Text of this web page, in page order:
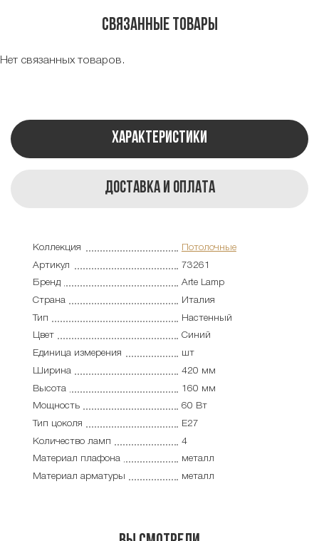
Связанные товары
Нет связанных товаров.
Характеристики
Доставка и оплата
Коллекция
Потолочные
Артикул
73261
Бренд
Arte Lamp
Страна
Италия
Тип
Настенный
Цвет
Синий
Единица измерения
шт
Ширина
420 мм
Высота
160 мм
Мощность
60 Вт
Тип цоколя
E27
Количество ламп
4
Материал плафона
металл
Материал арматуры
металл